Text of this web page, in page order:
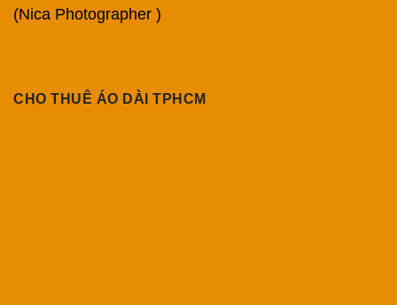
(Nica Photographer )
CHO THUÊ ÁO DÀI TPHCM